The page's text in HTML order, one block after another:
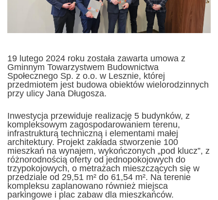
19 lutego 2024 roku została zawarta umowa z
Gminnym Towarzystwem Budownictwa
Społecznego Sp. z o.o. w Lesznie, której
przedmiotem jest budowa obiektów wielorodzinnych
przy ulicy Jana Długosza.
Inwestycja przewiduje realizację 5 budynków, z
kompleksowym zagospodarowaniem terenu,
infrastrukturą techniczną i elementami małej
architektury. Projekt zakłada stworzenie 100
mieszkań na wynajem, wykończonych „pod klucz”, z
różnorodnością oferty od jednopokojowych do
trzypokojowych, o metrażach mieszczących się w
przedziale od 29,51 m² do 61,54 m². Na terenie
kompleksu zaplanowano również miejsca
parkingowe i plac zabaw dla mieszkańców.